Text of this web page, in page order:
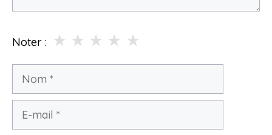
Noter : ★
★
★
★
★
Nom